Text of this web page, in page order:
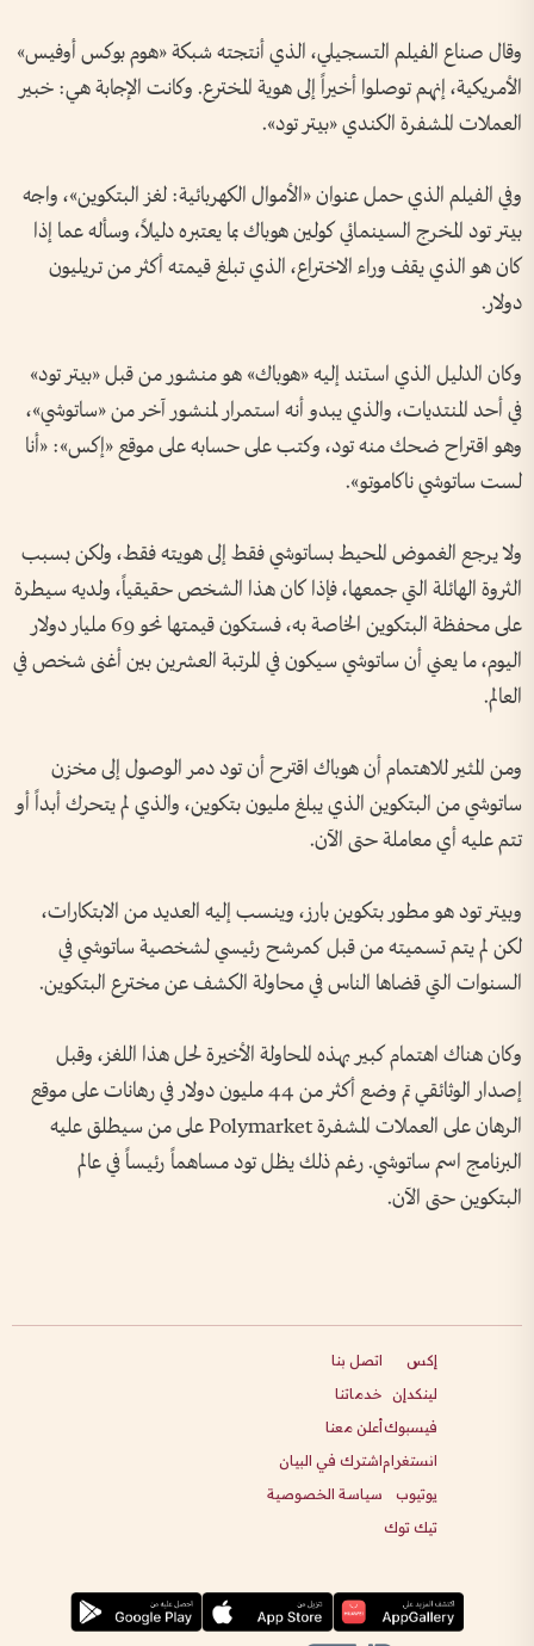
وقال صناع الفيلم التسجيلي، الذي أنتجته شبكة «هوم بوكس أوفيس»
الأمريكية، إنهم توصلوا أخيراً إلى هوية المخترع. وكانت الإجابة هي: خبير
العملات المشفرة الكندي «بيتر تود».
وفي الفيلم الذي حمل عنوان «الأموال الكهربائية: لغز البتكوين»، واجه
بيتر تود المخرج السينمائي كولين هوباك بما يعتبره دليلاً، وسأله عما إذا
كان هو الذي يقف وراء الاختراع، الذي تبلغ قيمته أكثر من تريليون
دولار.
وكان الدليل الذي استند إليه «هوباك» هو منشور من قبل «بيتر تود»
في أحد المنتديات، والذي يبدو أنه استمرار لمنشور آخر من «ساتوشي»،
وهو اقتراح ضحك منه تود، وكتب على حسابه على موقع «إكس»: «أنا
لست ساتوشي ناكاموتو».
ولا يرجع الغموض المحيط بساتوشي فقط إلى هويته فقط، ولكن بسبب
الثروة الهائلة التي جمعها، فإذا كان هذا الشخص حقيقياً، ولديه سيطرة
على محفظة البتكوين الخاصة به، فستكون قيمتها نحو 69 مليار دولار
اليوم، ما يعني أن ساتوشي سيكون في المرتبة العشرين بين أغنى شخص في
العالم.
ومن المثير للاهتمام أن هوباك اقترح أن تود دمر الوصول إلى مخزن
ساتوشي من البتكوين الذي يبلغ مليون بتكوين، والذي لم يتحرك أبداً أو
تتم عليه أي معاملة حتى الآن.
وبيتر تود هو مطور بتكوين بارز، وينسب إليه العديد من الابتكارات،
لكن لم يتم تسميته من قبل كمرشح رئيسي لشخصية ساتوشي في
السنوات التي قضاها الناس في محاولة الكشف عن مخترع البتكوين.
وكان هناك اهتمام كبير بهذه المحاولة الأخيرة لحل هذا اللغز، وقبل
إصدار الوثائقي تم وضع أكثر من 44 مليون دولار في رهانات على موقع
الرهان على العملات المشفرة Polymarket على من سيطلق عليه
البرنامج اسم ساتوشي. رغم ذلك يظل تود مساهماً رئيساً في عالم
البتكوين حتى الآن.
إكس
لينكدإن
فيسبوك
انستغرام
يوتيوب
تيك توك
اتصل بنا
خدماتنا
أعلن معنا
اشترك في البيان
سياسة الخصوصية